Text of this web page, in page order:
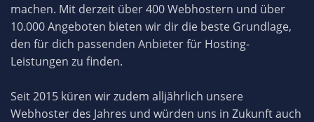
machen. Mit derzeit über 400 Webhostern und über
10.000 Angeboten bieten wir dir die beste Grundlage,
den für dich passenden Anbieter für Hosting-
Leistungen zu finden.
Seit 2015 küren wir zudem alljährlich unsere
Webhoster des Jahres und würden uns in Zukunft auch